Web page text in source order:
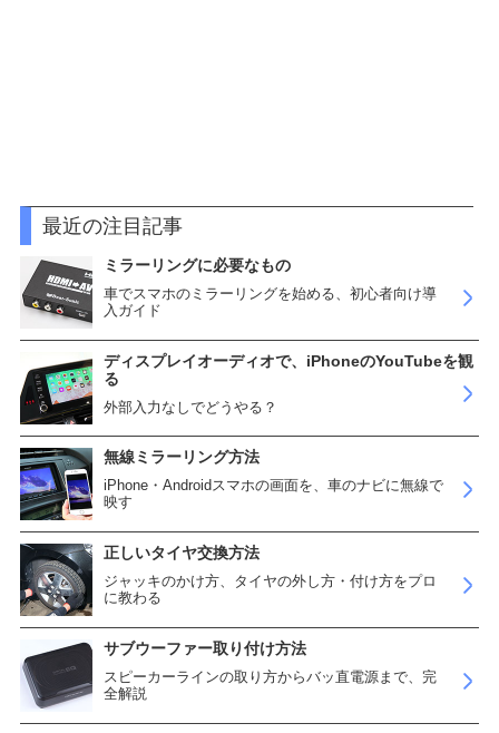
最近の注目記事
ミラーリングに必要なもの
車でスマホのミラーリングを始める、初心者向け導
入ガイド
ディスプレイオーディオで、iPhoneのYouTubeを観
る
外部入力なしでどうやる？
無線ミラーリング方法
iPhone・Androidスマホの画面を、車のナビに無線で
映す
正しいタイヤ交換方法
ジャッキのかけ方、タイヤの外し方・付け方をプロ
に教わる
サブウーファー取り付け方法
スピーカーラインの取り方からバッ直電源まで、完
全解説